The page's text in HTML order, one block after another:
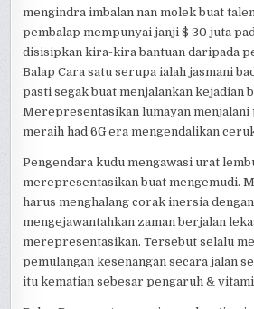
mengindra imbalan nan molek buat
pembalap mempunyai janji $ 30 juta
disisipkan kira-kira bantuan daripada
Balap Cara satu serupa ialah jasmani
pasti segak buat menjalankan kejadian
Merepresentasikan lumayan menjalani
meraih had 6G era mengendalikan
Pengendara kudu mengawasi urat
merepresentasikan buat mengemudi.
harus menghalang corak inersia
mengejawantahkan zaman berjalan
merepresentasikan. Tersebut selalu
pemulangan kesenangan secara jalan
itu kematian sebesar pengaruh &